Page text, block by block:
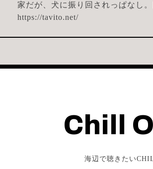
家だが、犬に振り回されっぱなし
https://tavito.net/
Chill
海辺で聴きたい